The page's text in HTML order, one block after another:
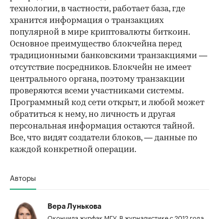
технологии, в частности, работает база, где
хранится информация о транзакциях
популярной в мире криптовалюты биткоин.
Основное преимущество блокчейна перед
традиционными банковскими транзакциями —
отсутствие посредников. Блокчейн не имеет
центрального органа, поэтому транзакции
проверяются всеми участниками системы.
Программный код сети открыт, и любой может
обратиться к нему, но личность и другая
персональная информация остаются тайной.
Все, что видят создатели блоков, — данные по
каждой конкретной операции.
Авторы
Вера Лунькова
Окончила журфак МГУ. В журналистике с 2012 года,